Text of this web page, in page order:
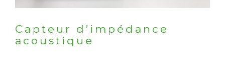
Capteur d’impédance
acoustique